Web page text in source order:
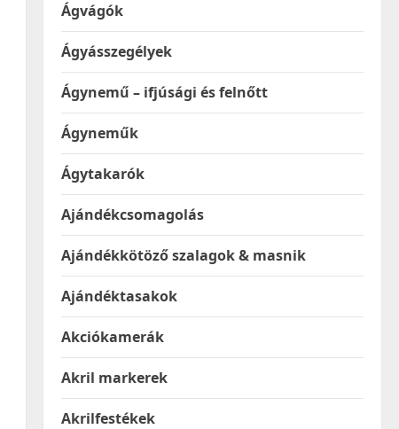
Ágvágók
Ágyásszegélyek
Ágynemű – ifjúsági és felnőtt
Ágyneműk
Ágytakarók
Ajándékcsomagolás
Ajándékkötöző szalagok & masnik
Ajándéktasakok
Akciókamerák
Akril markerek
Akrilfestékek